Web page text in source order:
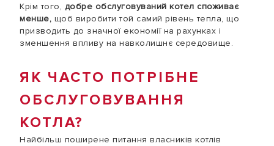
Крім того, добре обслуговуваний котел споживає
менше, щоб виробити той самий рівень тепла, що
призводить до значної економії на рахунках і
зменшення впливу на навколишнє середовище.
ЯК ЧАСТО ПОТРІБНЕ
ОБСЛУГОВУВАННЯ
КОТЛА?
Найбільш поширене питання власників котлів